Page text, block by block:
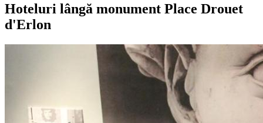
Hoteluri lângă monument Place Drouet
d'Erlon